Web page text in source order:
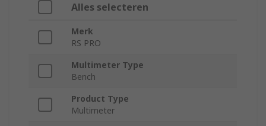
Alles selecteren
Merk
RS PRO
Multimeter Type
Bench
Product Type
Multimeter